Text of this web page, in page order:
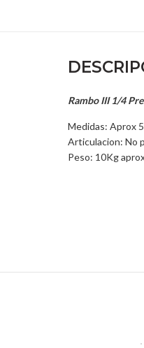
Rambo III 1/4
Medidas: Aprox
Articulacion: No
Peso: 10Kg